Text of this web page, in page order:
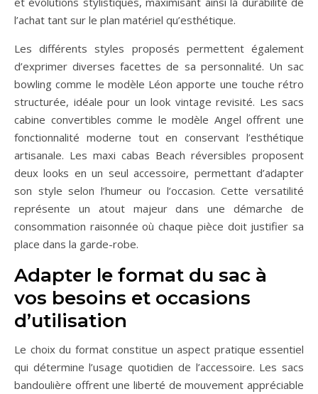
l’achat tant sur le plan matériel qu’esthétique.
Les différents styles proposés permettent également
d’exprimer diverses facettes de sa personnalité. Un sac
bowling comme le modèle Léon apporte une touche rétro
structurée, idéale pour un look vintage revisité. Les sacs
cabine convertibles comme le modèle Angel offrent une
fonctionnalité moderne tout en conservant l’esthétique
artisanale. Les maxi cabas Beach réversibles proposent
deux looks en un seul accessoire, permettant d’adapter
son style selon l’humeur ou l’occasion. Cette versatilité
représente un atout majeur dans une démarche de
consommation raisonnée où chaque pièce doit justifier sa
place dans la garde-robe.
Adapter le format du sac à
vos besoins et occasions
d’utilisation
Le choix du format constitue un aspect pratique essentiel
qui détermine l’usage quotidien de l’accessoire. Les sacs
bandoulière offrent une liberté de mouvement appréciable